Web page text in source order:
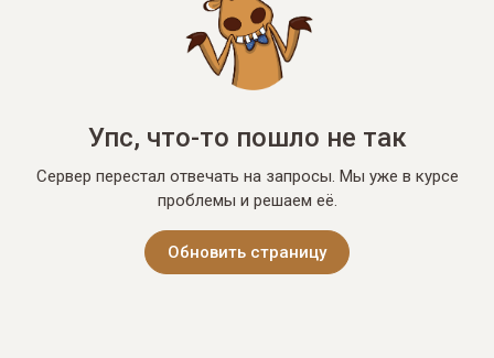
Упс, что-то пошло не так
Сервер перестал отвечать на запросы. Мы уже в курсе
проблемы и решаем её.
Обновить страницу